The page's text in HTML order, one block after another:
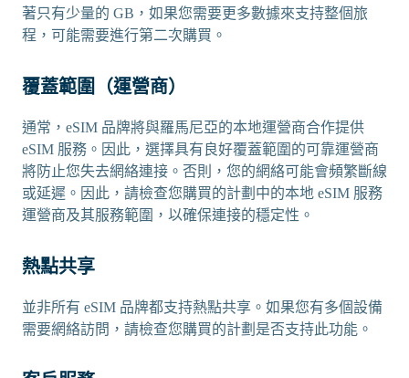
著只有少量的 GB，如果您需要更多數據來支持整個旅
程，可能需要進行第二次購買。
覆蓋範圍（運營商）
通常，eSIM 品牌將與羅馬尼亞的本地運營商合作提供
eSIM 服務。因此，選擇具有良好覆蓋範圍的可靠運營商
將防止您失去網絡連接。否則，您的網絡可能會頻繁斷線
或延遲。因此，請檢查您購買的計劃中的本地 eSIM 服務
運營商及其服務範圍，以確保連接的穩定性。
熱點共享
並非所有 eSIM 品牌都支持熱點共享。如果您有多個設備
需要網絡訪問，請檢查您購買的計劃是否支持此功能。